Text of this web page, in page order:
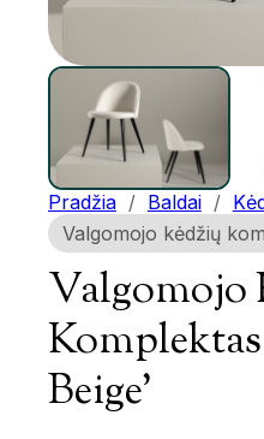
Pradžia / Baldai /
Valgomojo kėdžių
Valgomojo
Beige’